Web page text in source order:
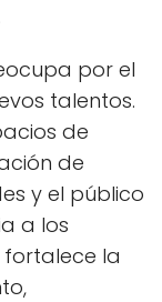
por el
talentos.
de
de
y el público
a los
la